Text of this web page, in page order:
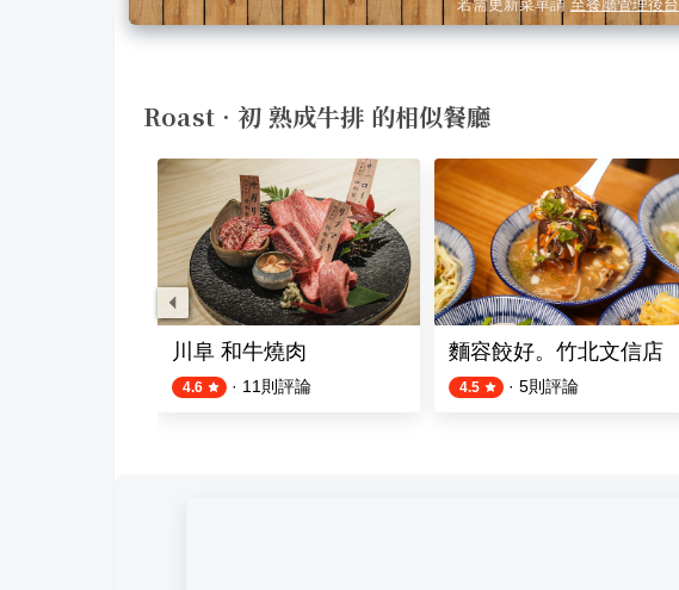
若需更新菜單請 至餐廳管理後台
Roast•初 熟成牛排 的相似餐廳
伊亞希臘小館川阜 和牛燒肉
4.6 · 11 則評論
麵容餃好。竹北文信店
4.5 · 5則評論